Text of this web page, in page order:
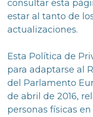
consultar esta
estar al tanto de
actualizaciones.
Esta Política de
para adaptarse al
del Parlamento
de abril de 2016,
personas físicas